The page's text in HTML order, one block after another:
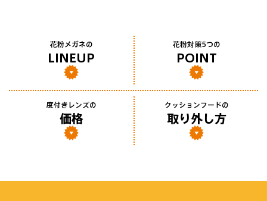
花粉メガネの
LINEUP
花粉対策5つの
POINT
度付きレンズの
価格
クッションフードの
取り外し方